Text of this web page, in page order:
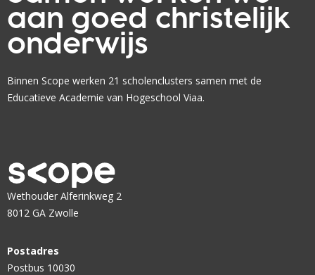
aan goed christelijk
onderwijs
Binnen Scope werken 21 scholenclusters samen met de
Educatieve Academie van Hogeschool Viaa.
Wethouder Alferinkweg 2
8012 GA Zwolle
Postadres
Postbus 10030